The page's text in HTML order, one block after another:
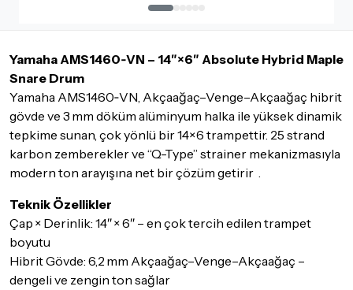
eksiksiz olması gerekmektedir. Satın almış olduğunuz ürünü
göndermeden önce mutlaka
geçerek bilgi veriniz.
İade ve değişim koşulları, ürün kategorilerine göre farklılık
gösterebilir. Lütfen satın almadan önce ilgili ürünün
iade/değişim şartlarını kontrol ettiğinizden emin olun.
Detaylar içintıklayınız
Yamaha AMS1460‑VN – 14″×6″ Absolute Hybrid Maple
Snare Drum
Yamaha AMS1460‑VN, Akçaağaç–Venge–Akçaağaç hibrit
gövde ve 3 mm döküm alüminyum halka ile yüksek dinamik
tepkime sunan, çok yönlü bir 14×6 trampettir. 25 strand
karbon zemberekler ve “Q-Type” strainer mekanizmasıyla
modern ton arayışına net bir çözüm getirir .
Teknik Özellikler
Çap × Derinlik: 14″ × 6″ – en çok tercih edilen trampet
boyutu
Hibrit Gövde: 6,2 mm Akçaağaç–Venge–Akçaağaç –
dengeli ve zengin ton sağlar